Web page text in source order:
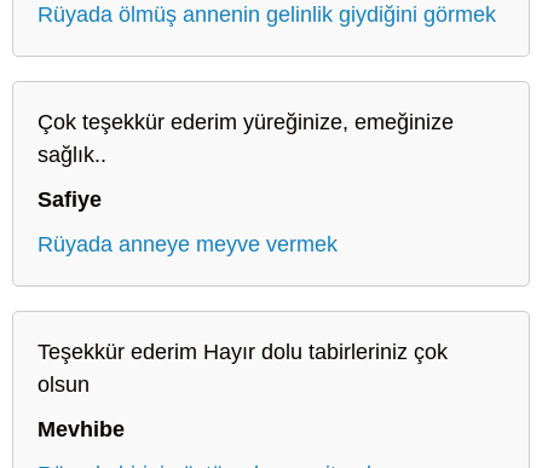
Rüyada ölmüş annenin gelinlik giydiğini görmek
Çok teşekkür ederim yüreğinize, emeğinize
sağlık..
Safiye
Rüyada anneye meyve vermek
Teşekkür ederim Hayır dolu tabirleriniz çok
olsun
Mevhibe